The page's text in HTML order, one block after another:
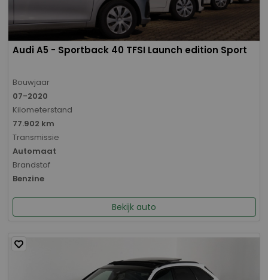
Audi A5 - Sportback 40 TFSI Launch edition Sport
Bouwjaar
07-2020
Kilometerstand
77.902 km
Transmissie
Automaat
Brandstof
Benzine
Bekijk auto